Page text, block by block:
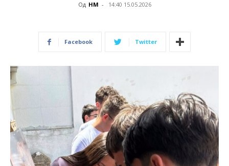
Од НМ - 14:40 15.05.2026
Facebook Twitter